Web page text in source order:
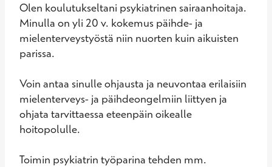
Olen koulutukseltani psykiatrinen sairaanhoitaja.
Minulla on yli 20 v. kokemus päihde- ja
mielenterveystyöstä niin nuorten kuin aikuisten
parissa.
Voin antaa sinulle ohjausta ja neuvontaa erilaisiin
mielenterveys- ja päihdeongelmiin liittyen ja
ohjata tarvittaessa eteenpäin oikealle
hoitopolulle.
Toimin psykiatrin työparina tehden mm.